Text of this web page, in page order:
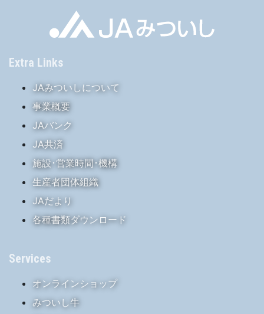
Extra Links
JAみついしについて
事業概要
JAバンク
JA共済
施設･営業時間･機構
生産者団体組織
JAだより
各種書類ダウンロード
Services
オンラインショップ
みついし牛